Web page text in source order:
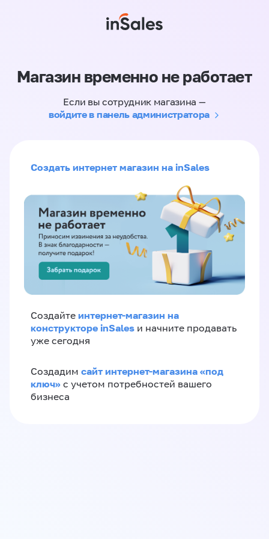
Магазин временно не работает
Если вы сотрудник магазина —
войдите в панель администратора
Создать интернет магазин на inSales
Создайте интернет-магазин на
конструкторе inSales и начните продавать
уже сегодня
Создадим сайт интернет-магазина «под
ключ» с учетом потребностей вашего
бизнеса